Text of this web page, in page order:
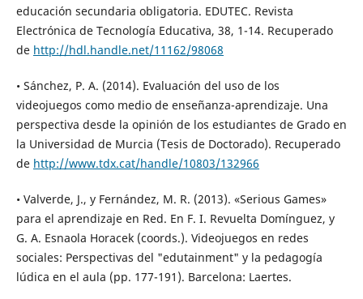
educación secundaria obligatoria. EDUTEC. Revista
Electrónica de Tecnología Educativa, 38, 1-14. Recuperado
de http://hdl.handle.net/11162/98068
• Sánchez, P. A. (2014). Evaluación del uso de los
videojuegos como medio de enseñanza-aprendizaje. Una
perspectiva desde la opinión de los estudiantes de Grado en
la Universidad de Murcia (Tesis de Doctorado). Recuperado
de http://www.tdx.cat/handle/10803/132966
• Valverde, J., y Fernández, M. R. (2013). «Serious Games»
para el aprendizaje en Red. En F. I. Revuelta Domínguez, y
G. A. Esnaola Horacek (coords.). Videojuegos en redes
sociales: Perspectivas del "edutainment" y la pedagogía
lúdica en el aula (pp. 177-191). Barcelona: Laertes.